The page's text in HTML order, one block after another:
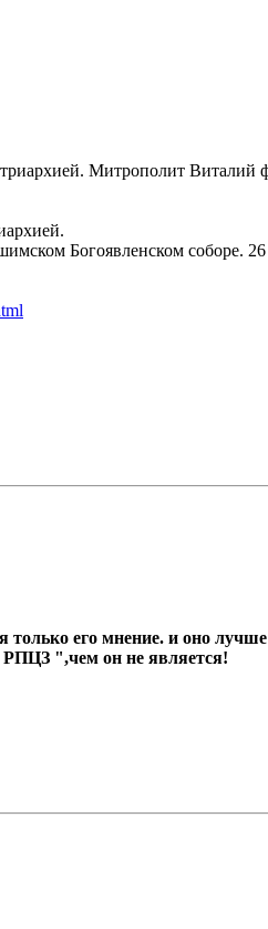
Митрополит Виталий
Богоявленском соборе. 26
его мнение. и оно
РПЦЗ ",чем он не является!